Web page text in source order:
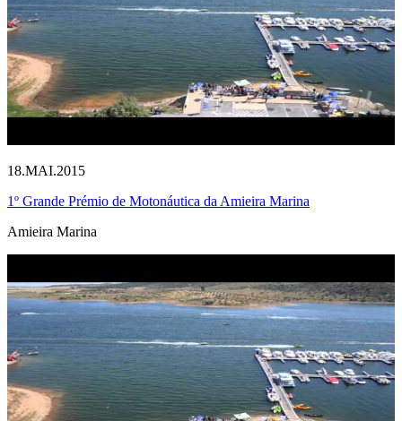
18.MAI.2015
1º Grande Prémio de Motonáutica da Amieira Marina
Amieira Marina